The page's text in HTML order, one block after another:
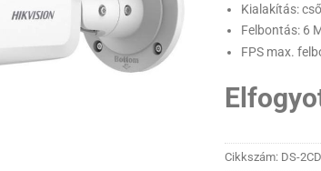
Kialakítás:
Felbontás: 6
FPS max.
Cikkszám: DS-